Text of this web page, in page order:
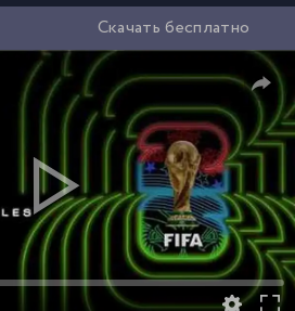
Скачать бесплатно